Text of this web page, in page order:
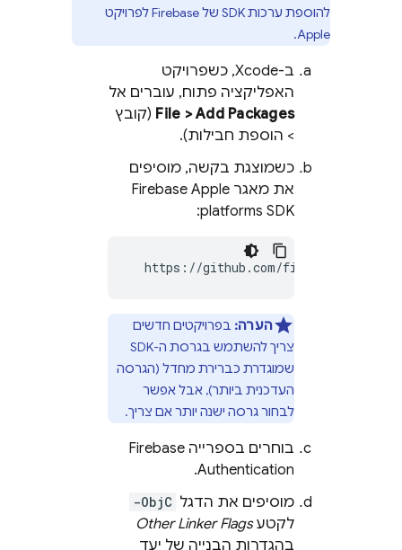
להוספת ערכות SDK של Firebase לפרויקט
Apple.
ב-Xcode, כשפרויקט
האפליקציה פתוח, עוברים אל
File > Add Packages (קובץ
> הוספת חבילות).
כשמוצגת בקשה, מוסיפים
את מאגר Firebase Apple
platforms SDK:
https://github.com/firebase/
הערה: בפרויקטים חדשים
צריך להשתמש בגרסת ה-SDK
שמוגדרת כברירת מחדל (הגרסה
העדכנית ביותר), אבל אפשר
לבחור גרסה ישנה יותר אם צריך.
בוחרים בספרייה Firebase
Authentication
.
מוסיפים את הדגל -ObjC
לקטעOther Linker Flags
בהגדרות הבנייה של יעד